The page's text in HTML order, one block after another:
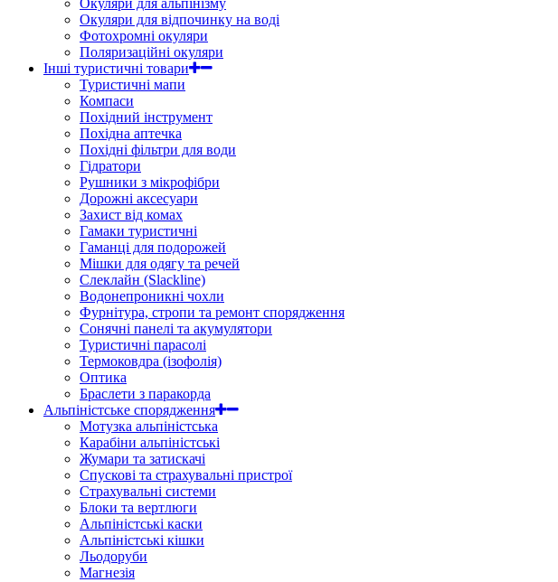
Окуляри для альпінізму
Окуляри для відпочинку на воді
Фотохромні окуляри
Поляризаційні окуляри
Інші туристичні товари
Туристичні мапи
Компаси
Похідний інструмент
Похідна аптечка
Похідні фільтри для води
Гідратори
Рушники з мікрофібри
Дорожні аксесуари
Захист від комах
Гамаки туристичні
Гаманці для подорожей
Мішки для одягу та речей
Слеклайн (Slackline)
Водонепроникні чохли
Фурнітура, стропи та ремонт спорядження
Сонячні панелі та акумулятори
Туристичні парасолі
Термоковдра (ізофолія)
Оптика
Браслети з паракорда
Альпіністське спорядження
Мотузка альпіністська
Карабіни альпіністські
Жумари та затискачі
Спускові та страхувальні пристрої
Страхувальні системи
Блоки та вертлюги
Альпіністські каски
Альпіністські кішки
Льодоруби
Магнезія